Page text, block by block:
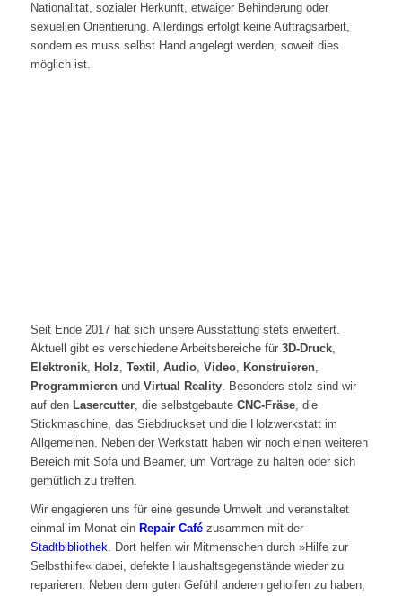
Nationalität, sozialer Herkunft, etwaiger Behinderung oder
sexuellen Orientierung. Allerdings erfolgt keine Auftragsarbeit,
sondern es muss selbst Hand angelegt werden, soweit dies
möglich ist.
Seit Ende 2017 hat sich unsere Ausstattung stets erweitert.
Aktuell gibt es verschiedene Arbeitsbereiche für 3D-Druck,
Elektronik, Holz, Textil , Audio, Video, Konstruieren,
Programmierenund Virtual Reality. Besonders stolz sind wir
auf den Lasercutter, die selbstgebauteCNC-Fräse, die
Stickmaschine, das Siebdruckset und die Holzwerkstatt im
Allgemeinen. Neben der Werkstatt haben wir noch einen weiteren
Bereich mit Sofa und Beamer, um Vorträge zu halten oder sich
gemütlich zu treffen.
Wir engagieren uns für eine gesunde Umwelt und veranstaltet
einmal im Monat ein Repair Cafézusammen mit der
Stadtbibliothek. Dort helfen wir Mitmenschen durch »Hilfe zur
Selbsthilfe« dabei, defekte Haushaltsgegenstände wieder zu
reparieren. Neben dem guten Gefühl anderen geholfen zu haben,